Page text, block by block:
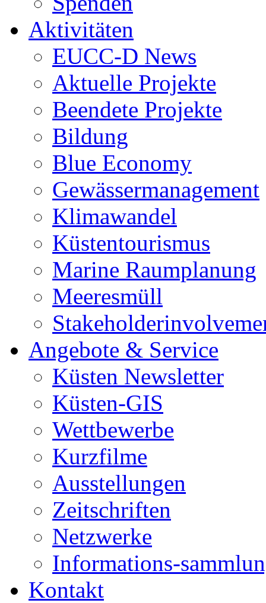
Aktivitäten
EUCC-D News
Aktuelle Projekte
Beendete Projekte
Bildung
Blue Economy
Gewässermanagement
Klimawandel
Küstentourismus
Marine Raumplanung
Meeresmüll
Angebote & Service
Küsten Newsletter
Küsten-GIS
Wettbewerbe
Kurzfilme
Ausstellungen
Zeitschriften
Netzwerke
Informations-
Kontakt